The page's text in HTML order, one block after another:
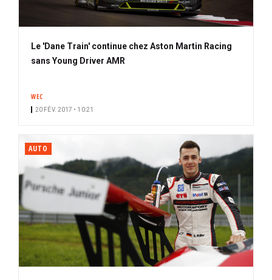
Le 'Dane Train' continue chez Aston Martin Racing
sans Young Driver AMR
WEC
20 FÉV. 2017 • 10:21
AUTO